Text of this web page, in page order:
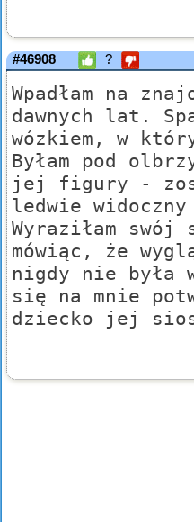
#46908 ?
Wpadłam na
dawnych lat.
wózkiem, w
Byłam pod
jej figury -
ledwie
Wyraziłam swój
mówiąc, że
nigdy nie była
się na mnie
dziecko jej